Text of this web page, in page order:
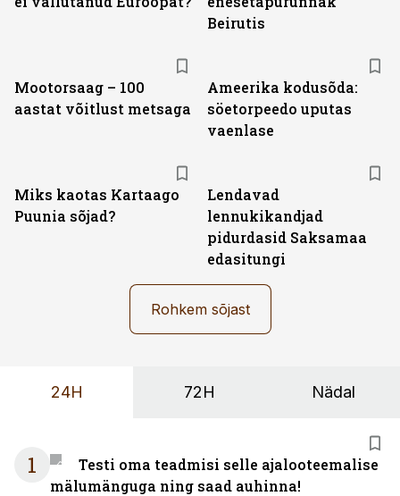
Beirutis
Mootorsaag – 100
aastat võitlust metsaga
Ameerika kodusõda:
söetorpeedo uputas
vaenlase
Miks kaotas Kartaago
Puunia sõjad?
Lendavad
lennukikandjad
pidurdasid Saksamaa
edasitungi
Rohkem sõjast
24H 72H Nädal
1
Testi oma teadmisi selle ajalooteemalise
mälumänguga ning saad auhinna!